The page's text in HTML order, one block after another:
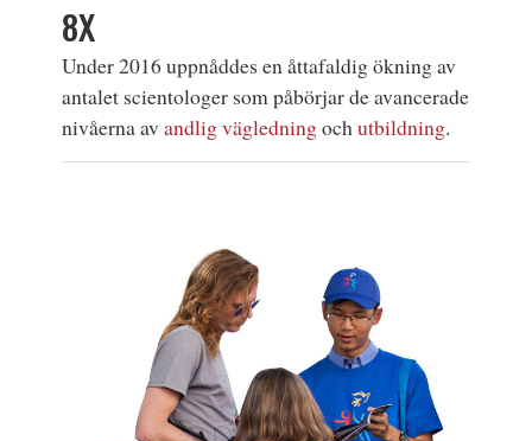
8X
Under 2016 uppnåddes en åttafaldig ökning av
antalet scientologer som påbörjar de avancerade
nivåerna avandlig vägledningochutbildning.